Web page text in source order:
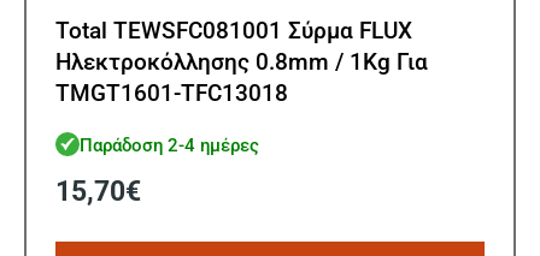
Total TEWSFC081001 Σύρμα FLUX
Ηλεκτροκόλλησης 0.8mm / 1Kg Για
TMGT1601-TFC13018
Παράδοση 2-4 ημέρες
15,70€